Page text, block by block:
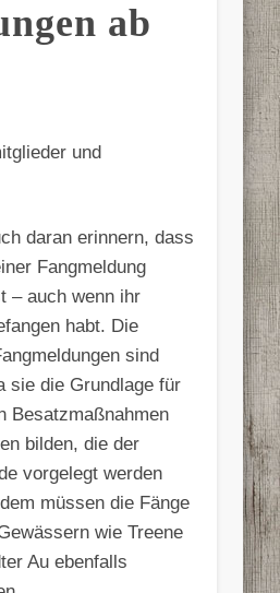
ab
und
daran erinnern, dass
Fangmeldung
– auch wenn ihr
habt. Die
sind
sie die Grundlage für
Besatzmaßnahmen
bilden, die der
vorgelegt werden
müssen die Fänge
wie Treene
Au ebenfalls